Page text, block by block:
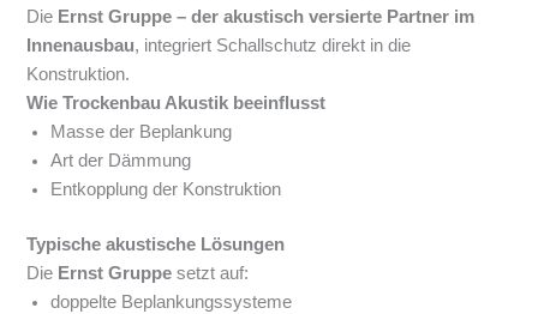
Die Ernst Gruppe – der akustisch versierte Partner im
Innenausbau, integriert Schallschutz direkt in die
Konstruktion.
Wie Trockenbau Akustik beeinflusst
Masse der Beplankung
Art der Dämmung
Entkopplung der Konstruktion
Typische akustische Lösungen
Die Ernst Gruppe setzt auf:
doppelte Beplankungssysteme